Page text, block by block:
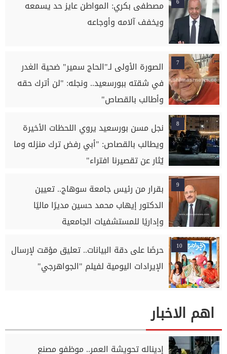
مصطفى بكري: المواطن عايز حد يسمعه
ويخفف آلامه وأوجاعه
7
الصورة الأولى لـ"الحاج سمير" ضحية الغدر
في شقته ببورسعيد.. ونجله: "لن أترك حقه
وأطالب بالقصاص"
8
نجل مسن بورسعيد يروي اللحظات الأخيرة
ويطالب بالقصاص: "أبي رفض ترك منزله وما
يُثار عن تقصيرنا افتراء"
9
بقرار من رئيس جامعة سوهاج.. تعيين
الدكتور إيهاب محمد حسين مديرًا ماليًا
وإداريًا للمستشفيات الجامعية
10
حرصًا على دقة البيانات.. تعليق مؤقت لإرسال
الإيرادات اليومية لفيلم "الجواهرجي"
اهم الاخبار
إديناله تحويشة العمر.. موظفو مصنع